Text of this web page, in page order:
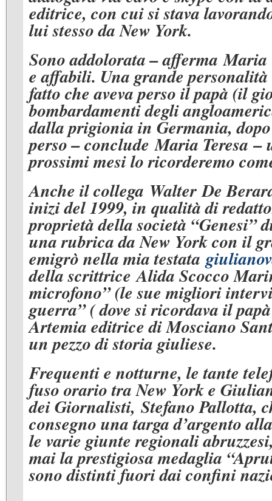
editrice, con cui si stava
lui stesso da New York.
Sono addolorata – afferma
e affabili. Una grande
fatto che aveva perso il papà (il
bombardamenti degli
dalla prigionia in Germania,
perso – conclude Maria Teresa
prossimi mesi lo ricorderemo
Anche il collega Walter De
inizi del 1999, in qualità di
proprietà della società “Genesi”
una rubrica da New York con il
emigrò nella mia testata
della scrittrice Alida Scocco
microfono” (le sue migliori
guerra” ( dove si ricordava il
Artemia editrice di Mosciano
un pezzo di storia giuliese.
Frequenti e notturne, le tante
fuso orario tra New York e
dei Giornalisti, Stefano Pallotta,
consegno una targa d’argento
le varie giunte regionali
mai la prestigiosa medaglia
sono distinti fuori dai confini